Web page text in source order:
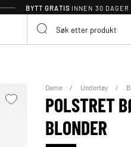
BYTT GRATISINNEN 30 DAGER
Dame Undertøy
POLSTRET
BLONDER